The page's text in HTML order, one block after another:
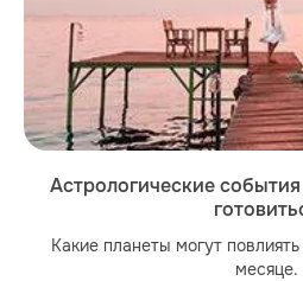
Астрологические
Какие планеты могут
месяце.